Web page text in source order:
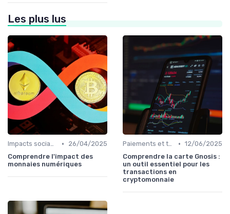
Les plus lus
Impacts sociaux et économiques •
26/04/2025
Comprendre l'impact des
monnaies numériques
Paiements et transactions • 12/06/2025
Comprendre la carte Gnosis :
un outil essentiel pour les
transactions en
cryptomonnaie